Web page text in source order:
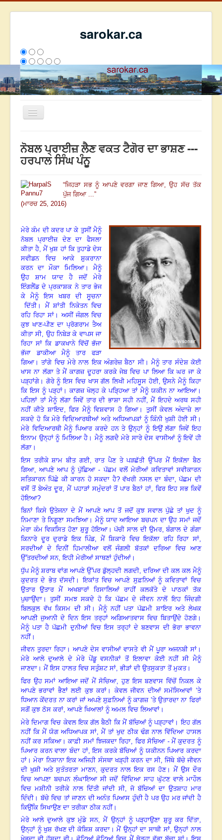
sarokar.ca
Toggle
ਰਚਨਾਵਾਂ
ਸੰਪਰਕ
We have 266 guests and no members online
ਨੋਬਲ ਪ੍ਰਾਈਜ਼ ਲੈਣ ਵਕਤ ਟੈਗੋਰ ਦਾ ਭਾਸ਼ਣ ---
ਹਰਪਾਲ ਸਿੰਘ ਪੰਨੂ
“ਜਿਹੜਾ ਸਭ ਨੂੰ ਆਪਣੇ ਵਰਗਾ ਜਾਣ ਗਿਆ, ਉਹ ਸੱਚ ਤੱਕ
ਪੁੱਜ ਗਿਆ ...”
(ਮਾਰਚ 25, 2016)
ਮੇਰੇ ਕੰਮ ਦੀ ਕਦਰ ਪਾ ਕੇ ਤੁਸੀਂ ਮੈਨੂੰ
ਨੋਬਲ ਪ੍ਰਾਈਜ਼ ਦੇਣ ਦਾ ਫੈਸਲਾ
ਕੀਤਾ ਹੈ ,ਮੈਂ ਖੁਸ਼ ਹਾਂ ਕਿ ਤੁਹਾਡੇ ਦੇਸ
ਸਵੀਡਨ ਵਿਚ ਆਕੇ ਸ਼ੁਕਰਾਨਾ
ਕਰਨ ਦਾ ਮੌਕਾ ਮਿਲਿਆ। ਮੈਨੂੰ
ਉਹ ਸ਼ਾਮ ਯਾਦ ਹੈ ਜਦੋਂ ਮੇਰੇ
ਇੰਗਲੈਂਡ ਦੇ ਪ੍ਰਕਾਸ਼ਕ ਨੇ ਤਾਰ ਭੇਜ
ਕੇ ਮੈਨੂੰ ਇਸ ਖਬਰ ਦੀ ਸੂਚਨਾ
ਦਿੱਤੀ। ਮੈਂ ਸ਼ਾਂਤੀ ਨਿਕੇਤਨ ਵਿਚ
ਰਹਿ ਰਿਹਾ ਸਾਂ। ਅਸੀਂ ਜੰਗਲ ਵਿਚ
ਕੁਝ ਖਾਣ-ਪੀਣ ਦਾ ਪ੍ਰੋਗਰਾਮ ਤੈਅ
ਕੀਤਾ ਸੀ, ਉਹ ਨਿਬੇੜ ਕੇ ਵਾਪਸ ਜਾ
ਰਿਹਾ ਸਾਂ ਕਿ ਡਾਕਖਾਨੇ ਵਿੱਚੋਂ ਭੱਜਾ
ਭੱਜਾ ਡਾਕੀਆ ਮੈਨੂੰ ਤਾਰ ਫੜਾ
ਗਿਆ। ਤਾਂਗੇ ਵਿਚ ਮੇਰੇ ਨਾਲ ਇਕ ਅੰਗਰੇਜ਼ ਬੈਠਾ ਸੀ। ਮੈਨੂੰ ਤਾਰ ਸੰਦੇਸ਼ ਕੋਈ
ਖਾਸ ਨਾ ਲੱਗਾ ਤੇ ਮੈਂ ਕਾਗਜ਼ ਦੂਹਰਾ ਕਰਕੇਜੇਬ ਵਿਚ ਪਾ ਲਿਆ ਕਿ ਘਰ ਜਾ ਕੇ
ਪੜ੍ਹਾਂਗੇ। ਗੋਰੇ ਨੂੰ ਇਸ ਵਿਚ ਖਾਸ ਗੱਲ ਲਿਖੀ ਮਹਿਸੂਸ ਹੋਈ,ਉਸਨੇ ਮੈਨੂੰ ਕਿਹਾ
ਕਿ ਇਸ ਨੂੰ ਪੜ੍ਹਾਂ। ਕਾਗਜ਼ ਖੋਲ੍ਹ ਕੇ ਪੜ੍ਹਿਆ ਤਾਂ ਮੈਨੂੰ ਯਕੀਨ ਨਾ ਆਇਆ।
ਪਹਿਲਾਂ ਤਾਂ ਮੈਨੂੰ ਲੱਗਾ ਜਿਵੇਂ ਤਾਰ ਦੀ ਭਾਸ਼ਾ ਸਹੀ ਨਹੀਂ,ਮੈਂ ਇਹਦੇ ਅਰਥ ਸਹੀ
ਨਹੀਂ ਕੀਤੇ ਸ਼ਾਇਦ,ਫਿਰ ਮੈਨੂੰ ਵਿਸ਼ਵਾਸ ਹੋ ਗਿਆ। ਤੁਸੀਂ ਕੇਵਲ ਅੰਦਾਜ਼ੇ ਲਾ
ਸਕਦੇ ਹੋ ਕਿ ਮੇਰੇ ਵਿਦਿਆਰਥੀਆਂ ਅਤੇ ਅਧਿਆਪਕਾਂ ਨੂੰ ਕਿੰਨੀ ਖੁਸ਼ੀ ਹੋਈ ਸੀ।
ਮੇਰੇ ਵਿਦਿਆਰਥੀ ਮੈਨੂੰ ਪਿਆਰ ਕਰਦੇ ਹਨ ਤੇ ਉਨ੍ਹਾਂ ਨੂੰ ਇਉਂ ਲੱਗਾ ਜਿਵੇਂ ਇਹ
ਇਨਾਮ ਉਨ੍ਹਾਂ ਨੂੰ ਮਿਲਿਆ ਹੈ। ਮੈਨੂੰ ਲਗਦੈ ਮੇਰੇ ਸਾਰੇ ਦੇਸ ਵਾਸੀਆਂ ਨੂੰ ਇਵੇਂ ਹੀ
ਲੱਗਾ।
ਇਸ ਤਰੀਕੇ ਸ਼ਾਮ ਬੀਤ ਗਈ,ਰਾਤ ਪੈਣ ਤੇ ਪੜਛੱਤੀ ਉੱਪਰ ਮੈਂ ਇਕੱਲਾ ਬੈਠ
ਗਿਆ,ਆਪਣੇ ਆਪ ਨੂੰ ਪੁੱਛਿਆ - ਪੱਛਮ ਵਲੋਂ ਮੇਰੀਆਂ ਕਵਿਤਾਵਾਂ ਸਵੀਕਾਰਨ
ਸਤਿਕਾਰਨ ਪਿੱਛੇ ਕੀ ਕਾਰਨ ਹੋ ਸਕਦਾ ਹੈ?ਵੱਖਰੀ ਨਸਲ ਦਾ ਬੰਦਾ,ਪੱਛਮ ਦੀ
ਵਸੋਂ ਤੋਂ ਬੇਅੰਤ ਦੂਰ, ਮੈਂ ਪਹਾੜਾਂ ਸਮੁੰਦਰਾਂ ਤੋਂ ਪਾਰ ਬੈਠਾਂ ਹਾਂ ,ਫਿਰ ਇਹ ਸਭ ਕਿਵੇਂ
ਹੋਇਆ?
ਬਿਨਾਂ ਕਿਸੇ ਉਤੇਜਨਾ ਦੇ ਮੈਂ ਆਪਣੇ ਆਪ ਤੋਂ ਜਦੋਂ ਕੁਝ ਸਵਾਲ ਪੁੱਛੇ ਤਾਂ ਖੁਦ ਨੂੰ
ਨਿਮਾਣਾ ਤੇ ਨਿਗੂਣਾ ਸਮਝਿਆ। ਮੈਨੂੰ ਯਾਦ ਆਇਆ ਬਚਪਨ ਦਾ ਉਹ ਸਮਾਂ ਜਦੋਂ
ਮੇਰਾ ਕੰਮ ਵਿਕਸਿਤ ਹੋਣਾ ਸ਼ੁਰੂ ਹੋਇਆ। ਪੱਚੀ ਸਾਲ ਦੀ ਉਮਰ,ਬੰਗਾਲ ਦੇ ਗੰਗਾ
ਕਿਨਾਰੇ ਦੂਰ ਦੁਰਾਡੇ ਇਕ ਪਿੰਡ, ਮੈਂ ਸ਼ਿਕਾਰੇ ਵਿਚ ਇਕੱਲਾ ਰਹਿ ਰਿਹਾ ਸਾਂ,
ਸਰਦੀਆਂ ਦੇ ਦਿਨੀਂ ਹਿਮਾਲੀਆ ਵਲੋਂ ਜੰਗਲੀ ਬੱਤਕਾਂ ਦਰਿਆ ਵਿਚ ਆਣ
ਉੱਤਰਦੀਆਂ ਸਨ,ਇਹੀ ਮੇਰੀਆਂ ਸਾਥਣਾਂ ਹੁੰਦੀਆਂ।
ਧੁੱਪ ਮੈਨੂੰ ਸ਼ਰਾਬ ਵਾਂਗ ਆਪਣੇ ਉੱਪਰ ਡੁੱਲ੍ਹਦੀ ਲਗਦੀ, ਦਰਿਆ ਦੀ ਕਲ ਕਲ ਮੈਨੂੰ
ਕੁਦਰਤ ਦੇ ਭੇਤ ਦੱਸਦੀ। ਇਕਾਂਤ ਵਿਚ ਆਪਣੇ ਸੁਫ਼ਨਿਆਂ ਨੂੰ ਕਵਿਤਾਵਾਂ ਵਿਚ
ਉਤਾਰ ਉਤਾਰ ਮੈਂ ਅਖਬਾਰਾਂ ਰਿਸਾਲਿਆਂ ਰਾਹੀਂ ਕਲਕੱਤੇ ਦੇ ਪਾਠਕਾਂ ਤੱਕ
ਪੁਚਾਉਂਦਾ। ਤੁਸੀਂ ਸਮਝ ਸਕਦੇ ਹੋ ਕਿ ਪੱਛਮ ਦੇ ਜੀਵਨ ਨਾਲੋਂ ਇਹ ਜਿੰਦਗੀ
ਬਿਲਕੁਲ ਵੱਖ ਕਿਸਮ ਦੀ ਸੀ। ਮੈਨੂੰ ਨਹੀਂ ਪਤਾ ਪੱਛਮੀ ਸ਼ਾਇਰ ਅਤੇ ਲੇਖਕ
ਆਪਣੀ ਜੁਆਨੀ ਦੇ ਦਿਨ ਇਸ ਤਰ੍ਹਾਂ ਅਗਿਆਤਵਾਸ ਵਿਚ ਬਿਤਾਉਂਦੇ ਹੋਣਗੇ।
ਮੈਨੂੰ ਪਤਾ ਹੈ ਪੱਛਮੀ ਦੁਨੀਆਂ ਵਿਚ ਇਸ ਤਰ੍ਹਾਂ ਦੇ ਬਣਵਾਸ ਦੀ ਭੋਰਾ ਭਾਵਨਾ
ਨਹੀਂ।
ਜੀਵਨ ਤੁਰਦਾ ਰਿਹਾ। ਆਪਣੇ ਦੇਸ ਵਾਸੀਆਂ ਵਾਸਤੇ ਵੀ ਮੈਂ ਪੂਰਾ ਅਜਨਬੀ ਸਾਂ।
ਮੇਰੇ ਆਲੇ ਦੁਆਲੇ ਦੇ ਮੇਰੇ ਪੇਂਡੂ ਵਸਨੀਕਾਂ ਤੋਂ ਇਲਾਵਾ ਕੋਈ ਨਹੀਂ ਸੀ ਮੈਨੂੰ
ਜਾਣਦਾ। ਮੈਂ ਇਸ ਹਾਲਤ ਵਿਚ ਸਤੁੰਸ਼ਟ ਸਾਂ, ਭੀੜਾਂ ਦੀ ਉਤਸੁਕਤਾ ਤੋਂ ਮੁਕਤ।
ਫਿਰ ਉਹ ਸਮਾਂ ਆਇਆ ਜਦੋਂ ਮੈਂ ਸੋਚਿਆ,ਹੁਣ ਇਸ ਬਣਵਾਸ ਵਿੱਚੋਂ ਨਿਕਲ ਕੇ
ਆਪਣੇ ਭਰਾਵਾਂ ਭੈਣਾਂ ਲਈ ਕੁਝ ਕਰਾਂ। ਕੇਵਲ ਜੀਵਨ ਦੀਆਂ ਸਮੱਸਿਆਵਾਂ ’ਤੇ
ਧਿਆਨ ਕੇਂਦਰਤ ਨਾ ਕਰਾਂ ਜਾਂ ਅਪਣੇ ਸੁਫ਼ਨਿਆਂ ਨੂੰ ਕਾਗਜ਼ ’ਤੇ ਉਤਾਰਦਾ ਨਾ ਫਿਰਾਂ
ਸਗੋਂ ਕੁਝ ਠੋਸ ਕਰਾਂ, ਆਪਣੇ ਖਿਆਲਾਂ ਨੂੰ ਅਮਲ ਵਿਚ ਲਿਆਵਾਂ।
ਮੇਰੇ ਦਿਮਾਗ ਵਿਚ ਕੇਵਲ ਇਕ ਗੱਲ ਬੈਠੀ ਕਿ ਮੈਂ ਬੱਚਿਆਂ ਨੂੰ ਪੜ੍ਹਾਵਾਂ। ਇਹ ਗੱਲ
ਨਹੀਂ ਕਿ ਮੈਂ ਯੋਗ ਅਧਿਆਪਕ ਸਾਂ, ਮੈਂ ਤਾਂ ਖੁਦ ਠੀਕ ਢੰਗ ਨਾਲ ਵਿੱਦਿਆ ਹਾਸਲ
ਨਹੀਂ ਕਰ ਸਕਿਆ। ਕਾਫ਼ੀ ਸਮਾਂ ਝਿਜਕਦਾ ਰਿਹਾ ਫਿਰ ਸੋਚਿਆ - ਮੈਂ ਕੁਦਰਤ ਨੂੰ
ਪਿਆਰ ਕਰਨ ਵਾਲਾ ਬੰਦਾ ਹਾਂ, ਇਸ ਕਰਕੇ ਬੱਚਿਆਂ ਨੂੰ ਯਕੀਨਨ ਪਿਆਰ ਕਰਦਾ
ਹਾਂ। ਮੇਰਾ ਨਿਸ਼ਾਨਾ ਇਕ ਅਜਿਹੀ ਸੰਸਥਾ ਖੜ੍ਹੀ ਕਰਨ ਦਾ ਸੀ, ਜਿੱਥੇ ਬੱਚੇ ਜੀਵਨ
ਦੀ ਖੁਸ਼ੀ ਅਤੇ ਸੁਤੰਤਰਤਾ ਮਾਣਨ, ਕੁਦਰਤ ਨਾਲ ਇਕ ਰਸ ਹੋਣ। ਮੈਂ ਉਸ ਦੌਰ
ਵਿਚ ਆਪਣਾ ਬਚਪਨ ਲੰਘਾਇਆ ਸੀ ਜਦੋਂ ਵਿੱਦਿਆ ਸਾਹ ਘੁੱਟਣ ਵਾਲੇ ਮਾਹੌਲ
ਵਿਚ ਮਸ਼ੀਨੀ ਤਰੀਕੇ ਨਾਲ ਦਿੱਤੀ ਜਾਂਦੀ ਸੀ, ਜੋ ਬੱਚਿਆਂ ਦਾ ਉਤਸ਼ਾਹ ਮਾਰ
ਦਿੰਦੀ। ਬੱਚੇ ਵਿਚ ਤਾਂ ਜਾਣਨ ਦੀ ਅਨੰਤ ਪਿਆਸ ਹੁੰਦੀ ਹੈ ਪਰ ਉਹ ਮਰ ਜਾਂਦੀ ਹੈ
ਕਿਉਂਕਿ ਸਿਖਾਉਣ ਦਾ ਤਰੀਕਾ ਠੀਕ ਨਹੀਂ।
ਮੇਰੇ ਆਲੇ ਦੁਆਲੇ ਕੁਝ ਮੁੰਡੇ ਸਨ,ਮੈਂ ਉਨ੍ਹਾਂ ਨੂੰ ਪੜ੍ਹਾਉਣਾ ਸ਼ੁਰੂ ਕਰ ਦਿੱਤਾ,
ਉਨ੍ਹਾਂ ਨੂੰ ਖੁਸ਼ ਰੱਖਣ ਦੀ ਕੋਸ਼ਿਸ਼ ਕਰਦਾ। ਮੈਂ ਉਨ੍ਹਾਂ ਦਾ ਸਾਥੀ ਸਾਂ,ਉਨ੍ਹਾਂ ਨਾਲ